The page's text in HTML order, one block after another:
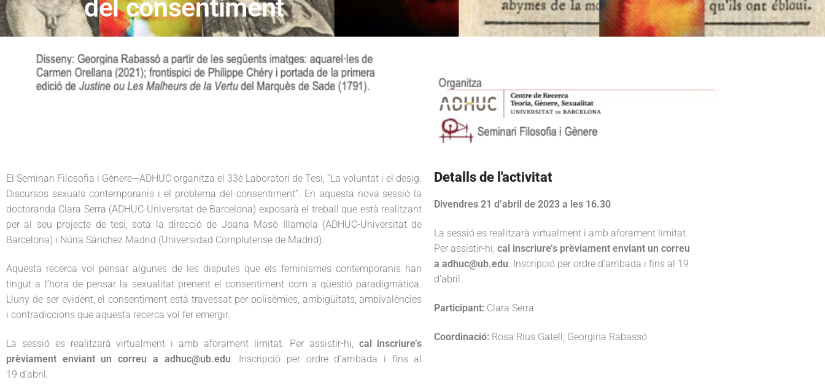
n
a
t
e
G
è
n
e
e
del consentiment
El Seminari Filosofia i Gènere—ADHUC organitza el 33è Laboratori de Tesi, “La voluntat i el desig.
Discursos sexuals contemporanis i el problema del consentiment”. En aquesta nova sessió la
doctoranda Clara Serra (ADHUC-Universitat de Barcelona) exposarà el treball que està realitzant
per al seu projecte de tesi, sota la direcció de Joana Masó Illamola (ADHUC-Universitat de
Barcelona) i Núria Sánchez Madrid (Universidad Complutense de Madrid).
Aquesta recerca vol pensar algunes de les disputes que els feminismes contemporanis han
tingut a l’hora de pensar la sexualitat prenent el consentiment com a qüestió paradigmàtica.
Lluny de ser evident, el consentiment està travessat per polisèmies, ambigüitats, ambivalències
i contradiccions que aquesta recerca vol fer emergir.
La sessió es realitzarà virtualment i amb aforament limitat. Per assistir-hi, cal inscriure’s
prèviament enviant un correu a adhuc@ub.edu. Inscripció per ordre d’arribada i fins al
19 d’abril.
Detalls de l'activitat
Divendres 21 d’abril de 2023 a les 16.30
La sessió es realitzarà virtualment i amb aforament limitat.
Per assistir-hi,cal inscriure’s prèviament enviant un correu
a adhuc@ub.edu. Inscripció per ordre d’arribada i fins al 19
d’abril.
Participant: Clara Serra
Coordinació: Rosa Rius Gatell, Georgina Rabassó